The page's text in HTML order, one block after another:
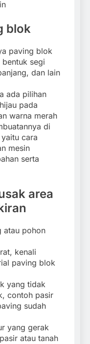
blok
paving blok
segi
dan lain
ada pilihan
pada
warna merah
di
cara
mesin
serta
area
atau pohon
kenali
paving blok
yang tidak
contoh pasir
sudah
yang gerak
atau tanah